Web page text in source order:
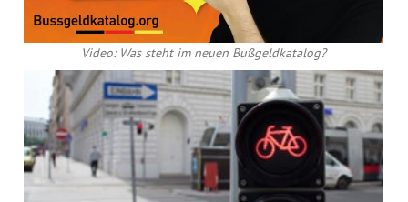
Video: Was steht im neuen Bußgeldkatalog?